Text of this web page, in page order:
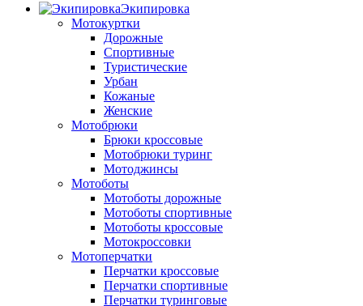
Экипировка
Мотокуртки
Дорожные
Спортивные
Туристические
Урбан
Кожаные
Женские
Мотобрюки
Брюки кроссовые
Мотобрюки туринг
Мотоджинсы
Мотоботы
Мотоботы дорожные
Мотоботы спортивные
Мотоботы кроссовые
Мотокроссовки
Мотоперчатки
Перчатки кроссовые
Перчатки спортивные
Перчатки туринговые